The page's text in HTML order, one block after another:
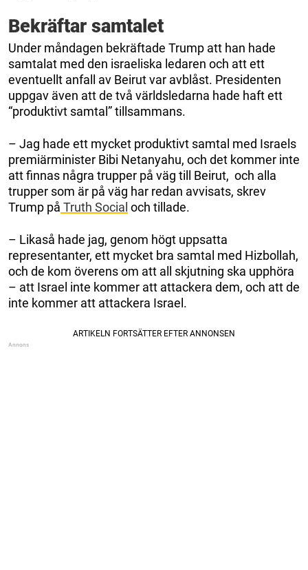
Bekräftar samtalet
Under måndagen bekräftade Trump att han hade
samtalat med den israeliska ledaren och att ett
eventuellt anfall av Beirut var avblåst. Presidenten
uppgav även att de två världsledarna hade haft ett
“produktivt samtal” tillsammans.
– Jag hade ett mycket produktivt samtal med Israels
premiärminister Bibi Netanyahu, och det kommer inte
att finnas några trupper på väg till Beirut, och alla
trupper som är på väg har redan avvisats, skrev
Trump på Truth Social och tillade.
– Likaså hade jag, genom högt uppsatta
representanter, ett mycket bra samtal med Hizbollah,
och de kom överens om att all skjutning ska upphöra
– att Israel inte kommer att attackera dem, och att de
inte kommer att attackera Israel.